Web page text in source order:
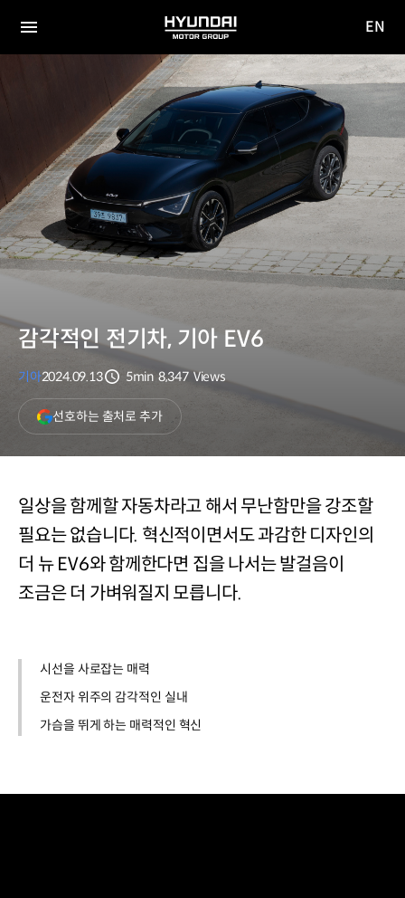
전체
HYUNDAI
MOTOR
GROUP
사이
이동
EN
감각적인 전기차, 기아 EV6
기아2024.09.13
5min 8,347 Views
선호하는 출처로 추가(새
창
열림)
일상을 함께할 자동차라고 해서 무난함만을 강조할
필요는 없습니다. 혁신적이면서도 과감한 디자인의
더 뉴 EV6와 함께한다면 집을 나서는 발걸음이
조금은 더 가벼워질지 모릅니다.
시선을 사로잡는 매력
운전자 위주의 감각적인 실내
가슴을 뛰게 하는 매력적인 혁신